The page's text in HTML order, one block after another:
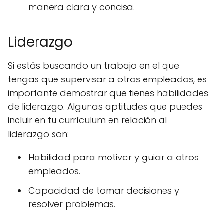
manera clara y concisa.
Liderazgo
Si estás buscando un trabajo en el que
tengas que supervisar a otros empleados, es
importante demostrar que tienes habilidades
de liderazgo. Algunas aptitudes que puedes
incluir en tu currículum en relación al
liderazgo son:
Habilidad para motivar y guiar a otros
empleados.
Capacidad de tomar decisiones y
resolver problemas.